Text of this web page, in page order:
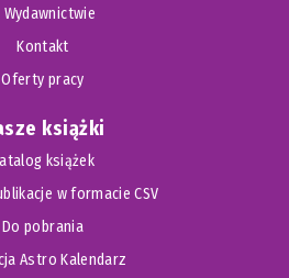
Wydawnictwie
Kontakt
Oferty pracy
książki
książek
w formacie CSV
Do pobrania
Astro Kalendarz